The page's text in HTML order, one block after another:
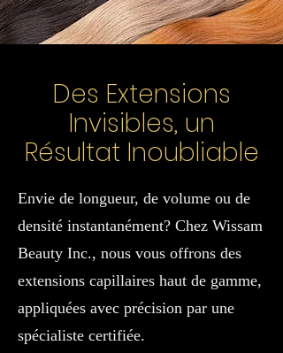
Des Extensions
Invisibles, un
Résultat Inoubliable
Envie de longueur, de volume ou de
densité instantanément? Chez Wissam
Beauty Inc., nous vous offrons des
extensions capillaires haut de gamme,
appliquées avec précision par une
spécialiste certifiée.